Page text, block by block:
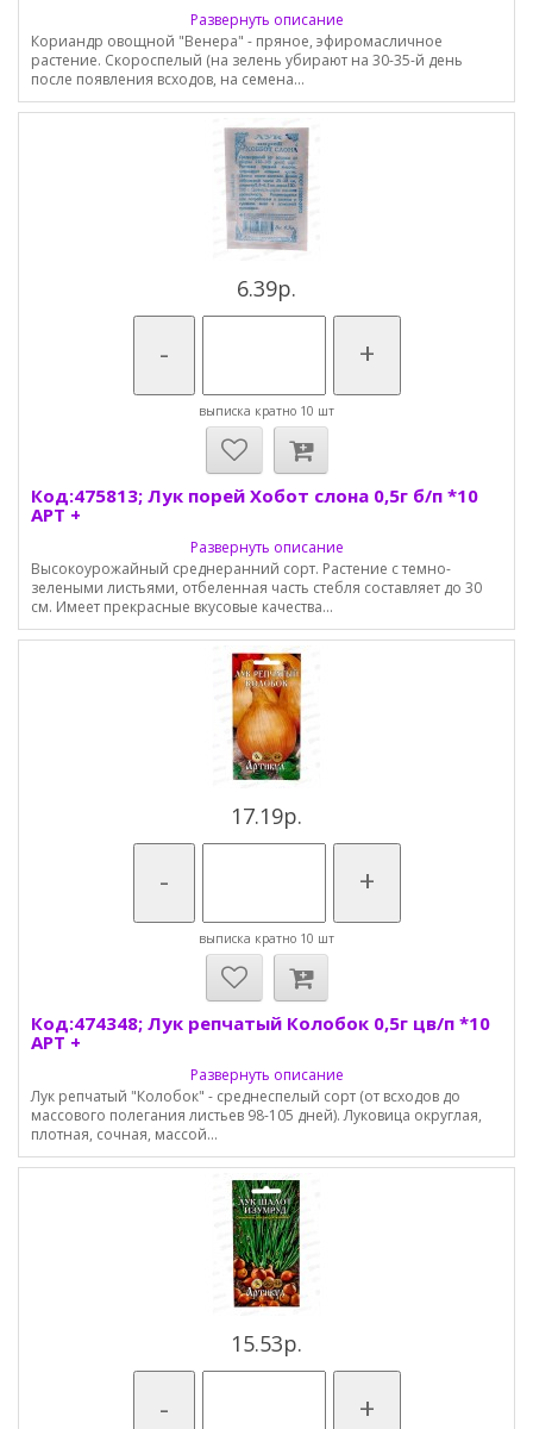
Развернуть описание
Кориандр овощной "Венера" - пряное, эфиромасличное
растение. Скороспелый (на зелень убирают на 30-35-й день
после появления всходов, на семена...
6.39р.
- +
выписка кратно 10 шт
Код:475813; Лук порей Хобот слона 0,5г б/п *10
АРТ +
Развернуть описание
Высокоурожайный среднеранний сорт. Растение с темно-
зелеными листьями, отбеленная часть стебля составляет до 30
см. Имеет прекрасные вкусовые качества...
17.19р.
- +
выписка кратно 10 шт
Код:474348; Лук репчатый Колобок 0,5г цв/п *10
АРТ +
Развернуть описание
Лук репчатый "Колобок" - среднеспелый сорт (от всходов до
массового полегания листьев 98-105 дней). Луковица округлая,
плотная, сочная, массой...
15.53р.
- +